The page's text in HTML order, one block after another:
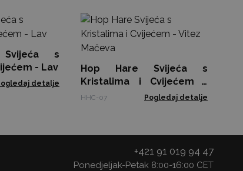
s
- Lav
detalje
Hop Hare Svijeća s
Kristalima i Cvijećem -
Vitez Mačeva
HHC-07 Pogledaj detalje
+421 91 019 94 47
Ponedjeljak-Petak 8:00-16:00 CET